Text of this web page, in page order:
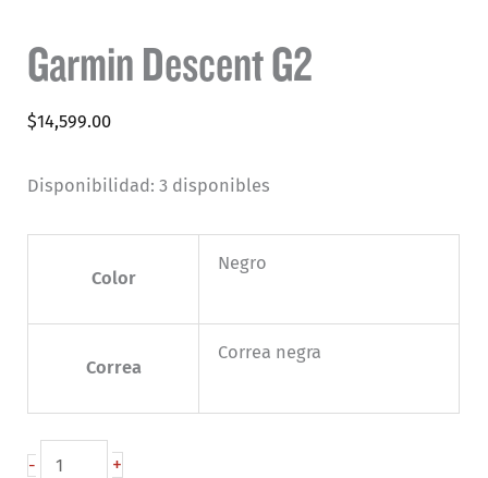
Garmin Descent G2
$14,599.00
Disponibilidad: 3 disponibles
Color
Negro
Correa
Correa negra
-
Garmin
+